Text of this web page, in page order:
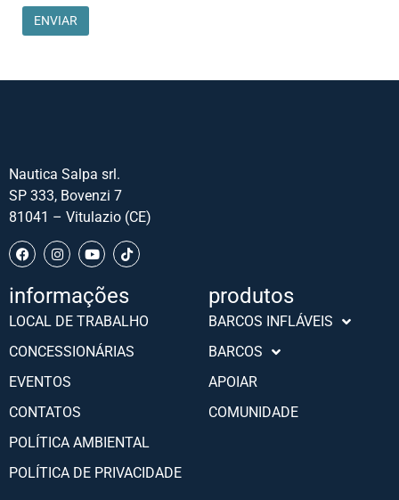
Nautica Salpa srl.
SP 333, Bovenzi 7
81041 – Vitulazio (CE)
informações
LOCAL DE TRABALHO
CONCESSIONÁRIAS
EVENTOS
CONTATOS
POLÍTICA AMBIENTAL
POLÍTICA DE PRIVACIDADE
produtos
BARCOS INFLÁVEIS
BARCOS
APOIAR
COMUNIDADE